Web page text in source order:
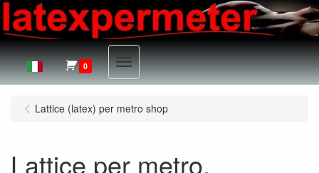
0 Menu
Lattice (latex) per metro shop
Lattice per metro,